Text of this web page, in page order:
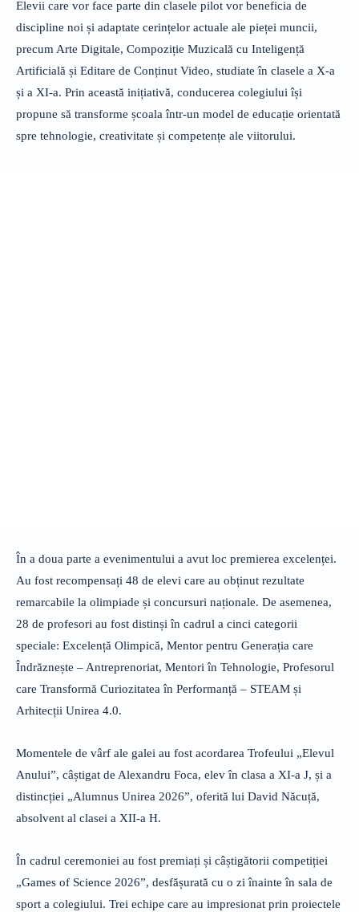
Elevii care vor face parte din clasele pilot vor beneficia de
discipline noi și adaptate cerințelor actuale ale pieței muncii,
precum Arte Digitale, Compoziție Muzicală cu Inteligență
Artificială și Editare de Conținut Video, studiate în clasele a X-a
și a XI-a. Prin această inițiativă, conducerea colegiului își
propune să transforme școala într-un model de educație orientată
spre tehnologie, creativitate și competențe ale viitorului.
În a doua parte a evenimentului a avut loc premierea excelenței.
Au fost recompensați 48 de elevi care au obținut rezultate
remarcabile la olimpiade și concursuri naționale. De asemenea,
28 de profesori au fost distinși în cadrul a cinci categorii
speciale: Excelență Olimpică, Mentor pentru Generația care
Îndrăznește – Antreprenoriat, Mentori în Tehnologie, Profesorul
care Transformă Curiozitatea în Performanță – STEAM și
Arhitecții Unirea 4.0.
Momentele de vârf ale galei au fost acordarea Trofeului „Elevul
Anului”, câștigat de Alexandru Foca, elev în clasa a XI-a J, și a
distincției „Alumnus Unirea 2026”, oferită lui David Năcuță,
absolvent al clasei a XII-a H.
În cadrul ceremoniei au fost premiați și câștigătorii competiției
„Games of Science 2026”, desfășurată cu o zi înainte în sala de
sport a colegiului. Trei echipe care au impresionat prin proiectele